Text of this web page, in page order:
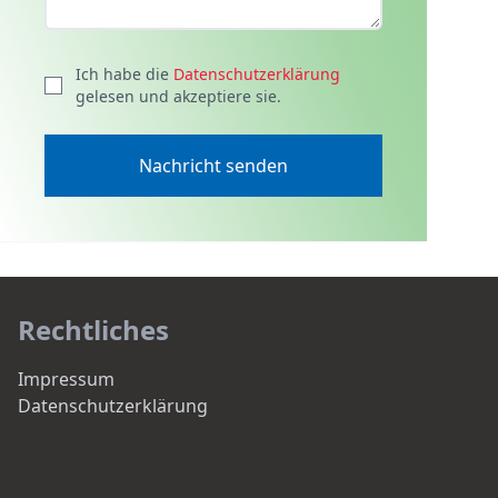
Ich habe die Datenschutzerklärung
gelesen und akzeptiere sie.
Nachricht senden
Rechtliches
Impressum
Datenschutzerklärung